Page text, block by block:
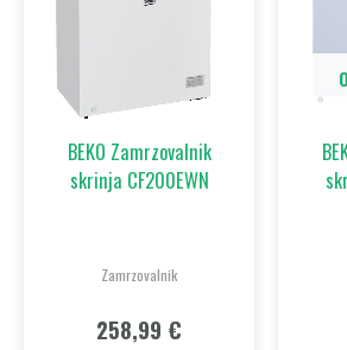
BEKO Zamrzovalnik
skrinja CF200EWN
Zamrzovalnik
258,99 €